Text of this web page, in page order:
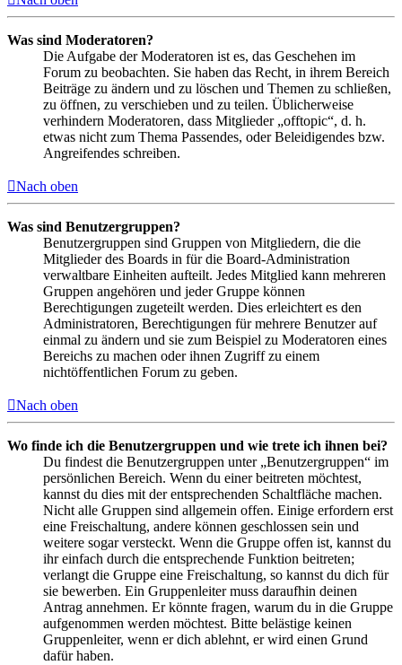
Was sind Moderatoren?
Die Aufgabe der Moderatoren ist es, das Geschehen im
Forum zu beobachten. Sie haben das Recht, in ihrem Bereich
Beiträge zu ändern und zu löschen und Themen zu schließen,
zu öffnen, zu verschieben und zu teilen. Üblicherweise
verhindern Moderatoren, dass Mitglieder „offtopic“, d. h.
etwas nicht zum Thema Passendes, oder Beleidigendes bzw.
Angreifendes schreiben.
Nach oben
Was sind Benutzergruppen?
Benutzergruppen sind Gruppen von Mitgliedern, die die
Mitglieder des Boards in für die Board-Administration
verwaltbare Einheiten aufteilt. Jedes Mitglied kann mehreren
Gruppen angehören und jeder Gruppe können
Berechtigungen zugeteilt werden. Dies erleichtert es den
Administratoren, Berechtigungen für mehrere Benutzer auf
einmal zu ändern und sie zum Beispiel zu Moderatoren eines
Bereichs zu machen oder ihnen Zugriff zu einem
nichtöffentlichen Forum zu geben.
Nach oben
Wo finde ich die Benutzergruppen und wie trete ich ihnen bei?
Du findest die Benutzergruppen unter „Benutzergruppen“ im
persönlichen Bereich. Wenn du einer beitreten möchtest,
kannst du dies mit der entsprechenden Schaltfläche machen.
Nicht alle Gruppen sind allgemein offen. Einige erfordern erst
eine Freischaltung, andere können geschlossen sein und
weitere sogar versteckt. Wenn die Gruppe offen ist, kannst du
ihr einfach durch die entsprechende Funktion beitreten;
verlangt die Gruppe eine Freischaltung, so kannst du dich für
sie bewerben. Ein Gruppenleiter muss daraufhin deinen
Antrag annehmen. Er könnte fragen, warum du in die Gruppe
aufgenommen werden möchtest. Bitte belästige keinen
Gruppenleiter, wenn er dich ablehnt, er wird einen Grund
dafür haben.